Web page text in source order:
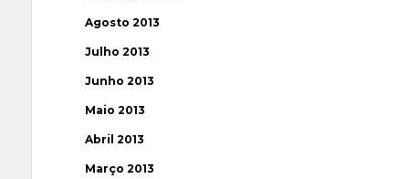
Agosto 2013
Julho 2013
Junho 2013
Maio 2013
Abril 2013
Março 2013